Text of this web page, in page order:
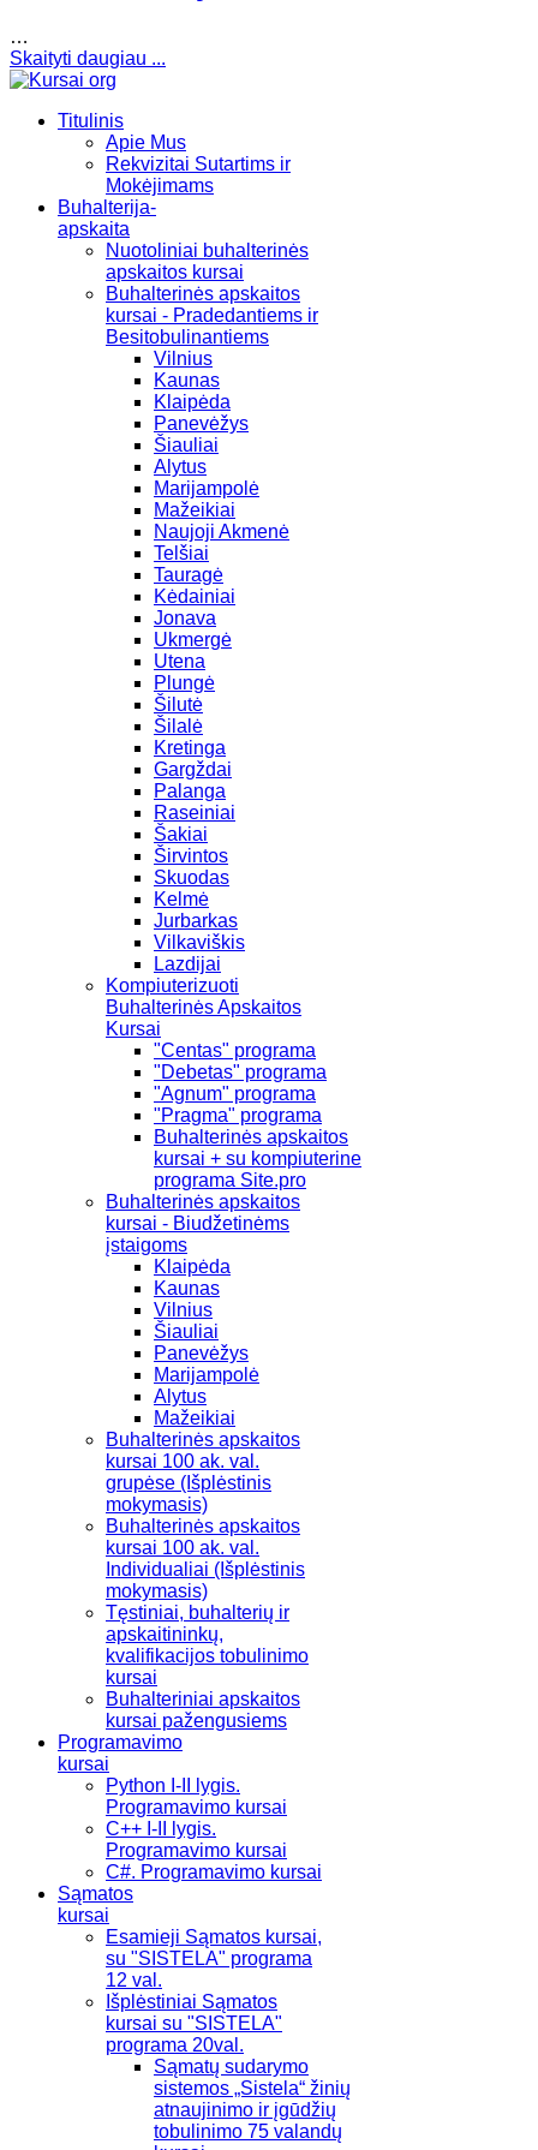
…
Skaityti daugiau ...
Titulinis
Apie Mus
Rekvizitai Sutartims ir
Mokėjimams
Buhalterija-
apskaita
Nuotoliniai buhalterinės
apskaitos kursai
Buhalterinės apskaitos
kursai - Pradedantiems ir
Besitobulinantiems
Vilnius
Kaunas
Klaipėda
Panevėžys
Šiauliai
Alytus
Marijampolė
Mažeikiai
Naujoji Akmenė
Telšiai
Tauragė
Kėdainiai
Jonava
Ukmergė
Utena
Plungė
Šilutė
Šilalė
Kretinga
Gargždai
Palanga
Raseiniai
Šakiai
Širvintos
Skuodas
Kelmė
Jurbarkas
Vilkaviškis
Lazdijai
Kompiuterizuoti
Buhalterinės Apskaitos
Kursai
"Centas" programa
"Debetas" programa
"Agnum" programa
"Pragma" programa
Buhalterinės apskaitos
kursai + su kompiuterine
programa Site.pro
Buhalterinės apskaitos
kursai - Biudžetinėms
įstaigoms
Klaipėda
Kaunas
Vilnius
Šiauliai
Panevėžys
Marijampolė
Alytus
Mažeikiai
Buhalterinės apskaitos
kursai 100 ak. val.
grupėse (Išplėstinis
mokymasis)
Buhalterinės apskaitos
kursai 100 ak. val.
Individualiai (Išplėstinis
mokymasis)
Tęstiniai, buhalterių ir
apskaitininkų,
kvalifikacijos tobulinimo
kursai
Buhalteriniai apskaitos
kursai pažengusiems
Programavimo
kursai
Python I-II lygis.
Programavimo kursai
C++ I-II lygis.
Programavimo kursai
C#. Programavimo kursai
Sąmatos
kursai
Esamieji Sąmatos kursai,
su "SISTELA" programa
12 val.
Išplėstiniai Sąmatos
kursai su "SISTELA"
programa 20val.
Sąmatų sudarymo
sistemos „Sistela“ žinių
atnaujinimo ir įgūdžių
tobulinimo 75 valandų